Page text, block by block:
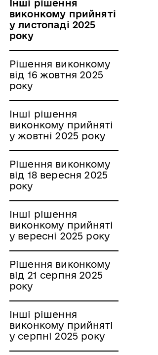
Інші рішення
виконкому прийняті
у листопаді 2025
року
Рішення виконкому
від 16 жовтня 2025
року
Інші рішення
виконкому прийняті
у жовтні 2025 року
Рішення виконкому
від 18 вересня 2025
року
Інші рішення
виконкому прийняті
у вересні 2025 року
Рішення виконкому
від 21 серпня 2025
року
Інші рішення
виконкому прийняті
у серпні 2025 року